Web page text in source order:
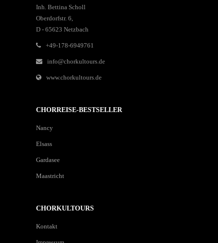
Inh. Bettina Scholl
Oberdorfstr. 6,
D - 65623 Netzbach
+49-178-6949761
info@chorkultours.de
www.chorkultours.de
CHORREISE-BESTSELLER
Nancy
Elsass
Gardasee
Maastricht
CHORKULTOURS
Kontakt